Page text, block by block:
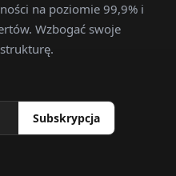
na poziomie 99,9% i
Wzbogać swoje
Subskrypcja